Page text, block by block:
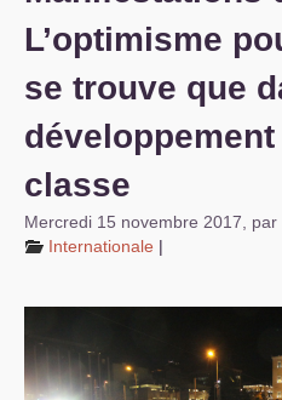
L’optimisme
se trouve que
classe
Mercredi 15 novembre 2017 par
Internationale |